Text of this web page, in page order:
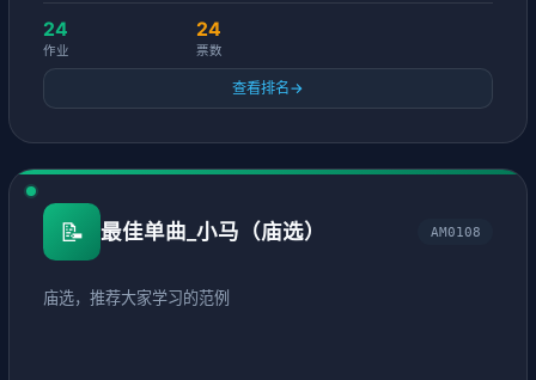
24
作业
24
票数
查看排名→
📝 最佳单曲_小马（庙选） AM0108
庙选，推荐大家学习的范例